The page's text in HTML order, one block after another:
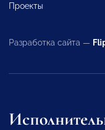
Проекты
Разработка сайта —